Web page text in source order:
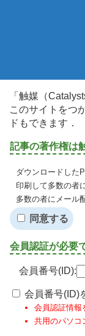
「触媒（
このサイトをつ
ドもできます．
記事の著作権は
ダウンロードした
印刷して多数の者
多数の者にメール
同意する
会員認証が必要
会員番号(ID):
会員番号(ID)
会員認証情報
共用のパソコ